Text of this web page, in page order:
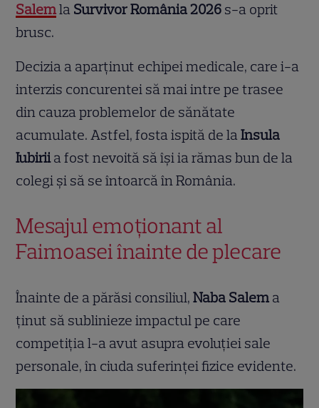
Salemla Survivor România 2026 s-a oprit
brusc.
Decizia a aparținut echipei medicale, care i-a
interzis concurentei să mai intre pe trasee
din cauza problemelor de sănătate
acumulate. Astfel, fosta ispită de laInsula
Iubiriia fost nevoită să își ia rămas bun de la
colegi și să se întoarcă în România.
Mesajul emoționant al
Faimoasei înainte de plecare
Înainte de a părăsi consiliul,Naba Salem a
ținut să sublinieze impactul pe care
competiția l-a avut asupra evoluției sale
personale, în ciuda suferinței fizice evidente.